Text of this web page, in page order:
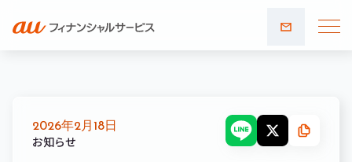
合わせ
2026年2月18日
お知らせ